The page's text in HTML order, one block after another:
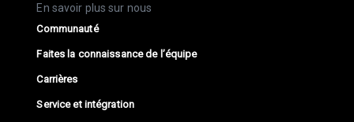
En savoir plus sur nous
Communauté
Faites la connaissance de l’équipe
Carrières
Service et intégration